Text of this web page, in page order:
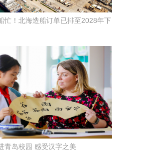
忙！北海造船订单已排至2028年下
青岛校园 感受汉字之美